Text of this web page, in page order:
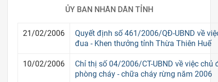
ỦY BAN NHÂN DÂN TỈNH
21/02/2006
Quyết định số 461/2006/QĐ-UBND về
đua - Khen thưởng tỉnh Thừa Thiên Huế
10/02/2006
Chỉ thị số 04/2006/CT-UBND về việc chủ
phòng cháy - chữa cháy rừng năm 2006